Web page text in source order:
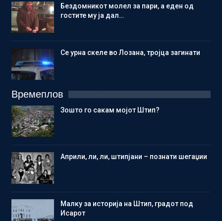
Бездомникот молел за пари, а еден од
гостите му ја дал…
Се урна скеле во Лозана, тројца загинати
Времеплов
Зошто го сакам мојот Штип?
Aприли, ли, ли, штипјани – познати шегаџии
Малку за историја на Штип, градот под
Исарот